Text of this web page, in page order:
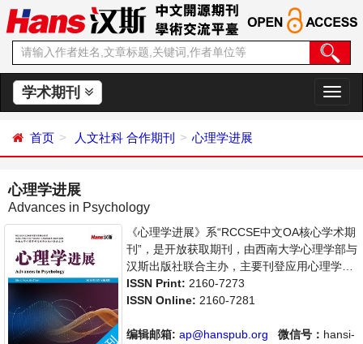
学术期刊
切
换
首页 人文社科 合作期刊 心理学进展
心理学进展
Advances in Psychology
《心理学进展》系“RCCSE中文OA核心学术期
刊”，是开放获取期刊，由西南大学心理学部与
汉斯出版社联合主办，主要刊登应用心理学、
社会心理学等领域的学术论文和成果报道及评
述。支持思想创新、学术创新，倡导科学，繁
界范围内的科学家、学者、科研人员提供一个
ISSN Print: 2160-7273
ISSN Online: 2160-7281
编辑邮箱: ap@hanspub.org 微信号： hansi-